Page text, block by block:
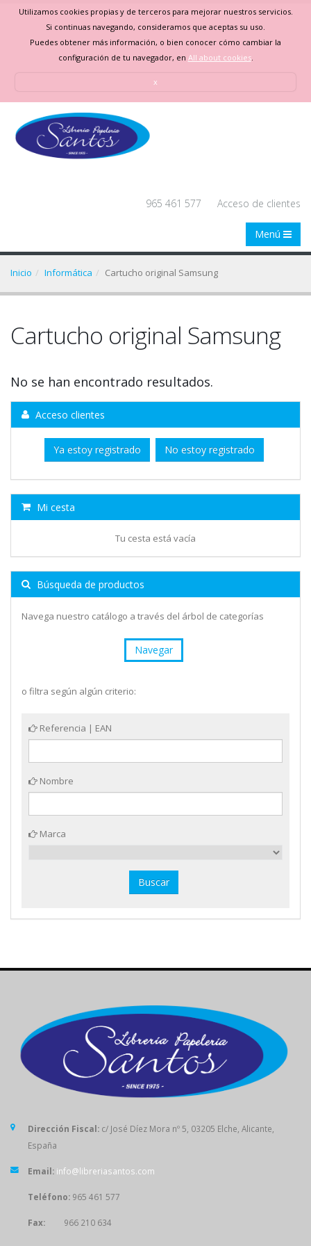
Utilizamos cookies propias y de terceros para mejorar nuestros servicios.
Si continuas navegando, consideramos que aceptas su uso.
Puedes obtener más información, o bien conocer cómo cambiar la
configuración de tu navegador, en All about cookies.
x
965 461 577 Acceso de clientes
Menú
Inicio Informática Cartucho original Samsung
Cartucho original Samsung
No se han encontrado resultados.
Acceso clientes
Ya estoy registrado No estoy registrado
Mi cesta
Tu cesta está vacía
Búsqueda de productos
Navega nuestro catálogo a través del árbol de categorías
Navegar
o filtra según algún criterio:
Referencia | EAN
Nombre
Marca
Dirección Fiscal: c/ José Díez Mora nº 5, 03205 Elche, Alicante,
España
Email: info@libreriasantos.com
Teléfono: 965 461 577
Fax: 966 210 634